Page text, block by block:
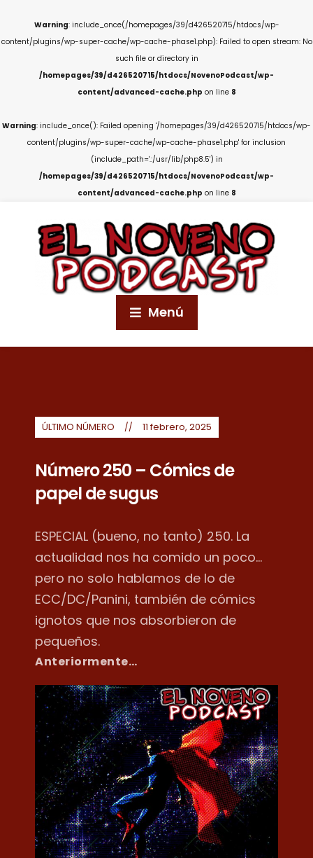
Warning: include_once(/homepages/39/d426520715/htdocs/wp-
content/plugins/wp-super-cache/wp-cache-phase1.php): Failed to open stream: No
such file or directory in
/homepages/39/d426520715/htdocs/NovenoPodcast/wp-
content/advanced-cache.php on line 8
Warning: include_once(): Failed opening '/homepages/39/d426520715/htdocs/wp-
content/plugins/wp-super-cache/wp-cache-phase1.php' for inclusion
(include_path='.:/usr/lib/php8.5') in
/homepages/39/d426520715/htdocs/NovenoPodcast/wp-
content/advanced-cache.php on line 8
Menú
ÚLTIMO NÚMERO 11 febrero, 2025
Número 250 – Cómics de
papel de sugus
ESPECIAL (bueno, no tanto) 250. La
actualidad nos ha comido un poco...
pero no solo hablamos de lo de
ECC/DC/Panini, también de cómics
ignotos que nos absorbieron de
pequeños.
Anteriormente…